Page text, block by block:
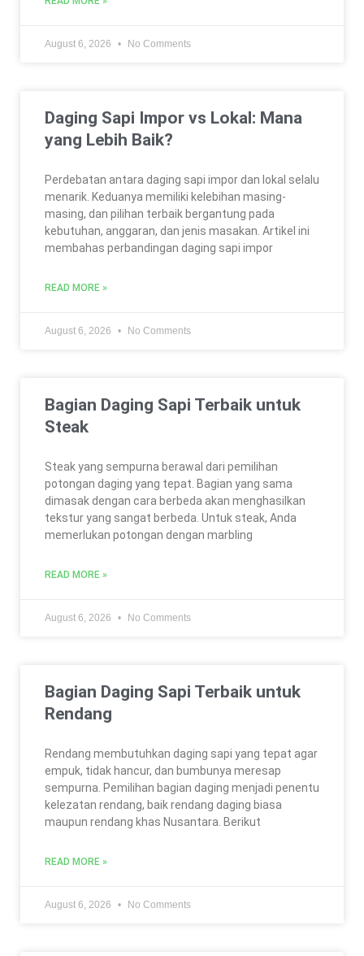
August 6, 2026 No Comments
Daging Sapi Impor vs Lokal: Mana
yang Lebih Baik?
Perdebatan antara daging sapi impor dan lokal selalu
menarik. Keduanya memiliki kelebihan masing-
masing, dan pilihan terbaik bergantung pada
kebutuhan, anggaran, dan jenis masakan. Artikel ini
membahas perbandingan daging sapi impor
READ MORE »
August 6, 2026 No Comments
Bagian Daging Sapi Terbaik untuk
Steak
Steak yang sempurna berawal dari pemilihan
potongan daging yang tepat. Bagian yang sama
dimasak dengan cara berbeda akan menghasilkan
tekstur yang sangat berbeda. Untuk steak, Anda
memerlukan potongan dengan marbling
READ MORE »
August 6, 2026 No Comments
Bagian Daging Sapi Terbaik untuk
Rendang
Rendang membutuhkan daging sapi yang tepat agar
empuk, tidak hancur, dan bumbunya meresap
sempurna. Pemilihan bagian daging menjadi penentu
kelezatan rendang, baik rendang daging biasa
maupun rendang khas Nusantara. Berikut
READ MORE »
August 6, 2026 No Comments